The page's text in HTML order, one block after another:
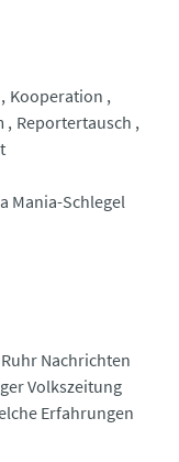
Kooperation
Reportertausch
Mania-Schlegel
Nachrichten
Volkszeitung
Erfahrungen